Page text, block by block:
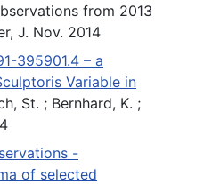
from 2013
J. Nov. 2014
395901.4 – a
Variable in
St. ; Bernhard, K. ;
-
of selected